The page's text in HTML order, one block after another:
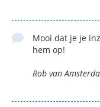
Mooi dat je je
hem op!
Rob van